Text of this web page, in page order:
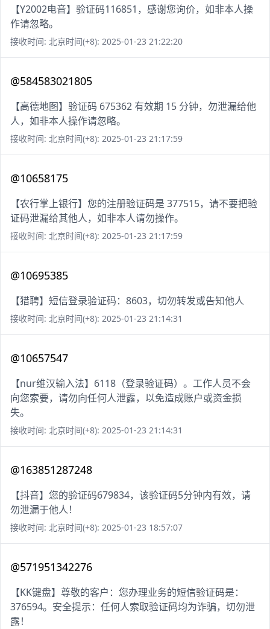
【Y2002电音】验证码116851，感谢您询价，如非本人操
作请忽略。
接收时间: 北京时间(+8): 2025-01-23 21:22:20
@584583021805
【高德地图】验证码 675362 有效期 15 分钟，勿泄漏给他
人，如非本人操作请忽略。
接收时间: 北京时间(+8): 2025-01-23 21:17:59
@10658175
【农行掌上银行】您的注册验证码是 377515，请不要把验
证码泄漏给其他人，如非本人请勿操作。
接收时间: 北京时间(+8): 2025-01-23 21:17:59
@10695385
【猎聘】短信登录验证码：8603，切勿转发或告知他人
接收时间: 北京时间(+8): 2025-01-23 21:14:31
@10657547
【nur维汉输入法】6118（登录验证码）。工作人员不会
向您索要，请勿向任何人泄露，以免造成账户或资金损
失。
接收时间: 北京时间(+8): 2025-01-23 21:14:31
@163851287248
【抖音】您的验证码679834，该验证码5分钟内有效，请
勿泄漏于他人！
接收时间: 北京时间(+8): 2025-01-23 18:57:07
@571951342276
【KK键盘】尊敬的客户：您办理业务的短信验证码是：
376594。安全提示：任何人索取验证码均为诈骗，切勿泄
露！